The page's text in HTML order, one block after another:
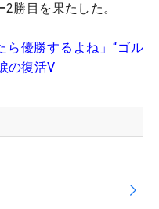
勝目を果たした。
ら優勝するよね」“ゴル
の復活V